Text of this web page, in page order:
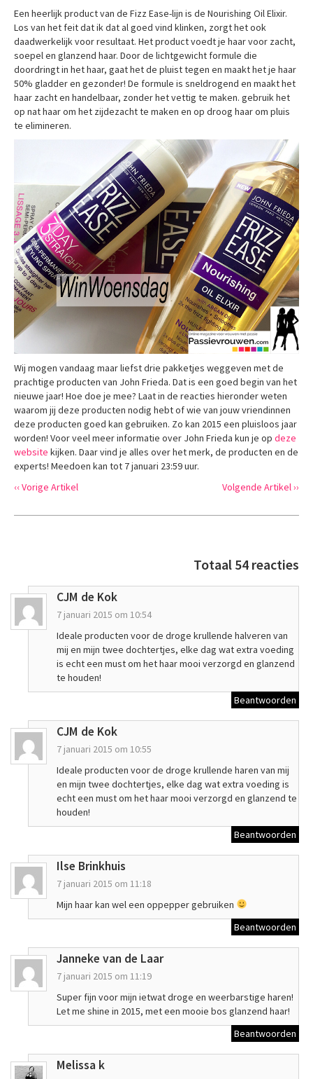
Een heerlijk product van de Fizz Ease-lijn is de Nourishing Oil Elixir.
Los van het feit dat ik dat al goed vind klinken, zorgt het ook
daadwerkelijk voor resultaat. Het product voedt je haar voor zacht,
soepel en glanzend haar. Door de lichtgewicht formule die
doordringt in het haar, gaat het de pluist tegen en maakt het je haar
50% gladder en gezonder! De formule is sneldrogend en maakt het
haar zacht en handelbaar, zonder het vettig te maken. gebruik het
op nat haar om het zijdezacht te maken en op droog haar om pluis
te elimineren.
Wij mogen vandaag maar liefst drie pakketjes weggeven met de
prachtige producten van John Frieda. Dat is een goed begin van het
nieuwe jaar! Hoe doe je mee? Laat in de reacties hieronder weten
waarom jij deze producten nodig hebt of wie van jouw vriendinnen
deze producten goed kan gebruiken. Zo kan 2015 een pluisloos jaar
worden! Voor veel meer informatie over John Frieda kun je op deze
website kijken. Daar vind je alles over het merk, de producten en de
experts! Meedoen kan tot 7 januari 23:59 uur.
‹‹ Vorige Artikel
Volgende Artikel ››
Totaal 54 reacties
CJM de Kok
7 januari 2015 om 10:54
Ideale producten voor de droge krullende halveren van
mij en mijn twee dochtertjes, elke dag wat extra voeding
is echt een must om het haar mooi verzorgd en glanzend
te houden!
Beantwoorden
CJM de Kok
7 januari 2015 om 10:55
Ideale producten voor de droge krullende haren van mij
en mijn twee dochtertjes, elke dag wat extra voeding is
echt een must om het haar mooi verzorgd en glanzend te
houden!
Beantwoorden
Ilse Brinkhuis
7 januari 2015 om 11:18
Mijn haar kan wel een oppepper gebruiken
Beantwoorden
Janneke van de Laar
7 januari 2015 om 11:19
Super fijn voor mijn ietwat droge en weerbarstige haren!
Let me shine in 2015, met een mooie bos glanzend haar!
Beantwoorden
Melissa k